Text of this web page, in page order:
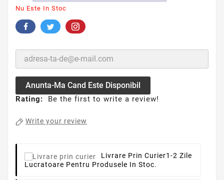
Nu Este In Stoc
Anunta-Ma Cand Este Disponibil
Rating: Be the first to write a review!
Write your review
Livrare Prin Curier1-2 Zile
Lucratoare Pentru Produsele In Stoc.